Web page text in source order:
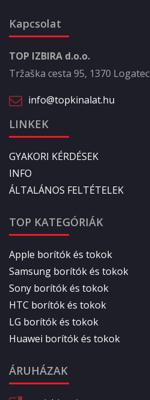
Kapcsolat
TOP IZBIRA d.o.o.
Tržaška cesta 95, 1370 Logatec
info@topkinalat.hu
LINKEK
GYAKORI KÉRDÉSEK
INFO
ÁLTALÁNOS FELTÉTELEK
TOP KATEGÓRIÁK
Apple borítók és tokok
Samsung borítók és tokok
Sony borítók és tokok
HTC borítók és tokok
LG borítók és tokok
Huawei borítók és tokok
ÁRUHÁZAK